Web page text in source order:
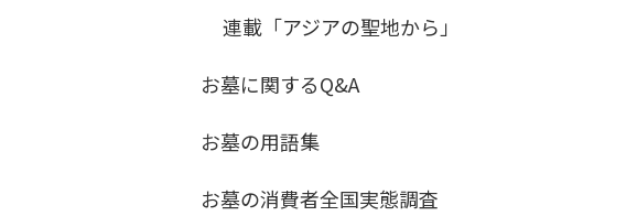
連載「アジアの聖地から」
お墓に関するQ&A
お墓の用語集
お墓の消費者全国実態調査